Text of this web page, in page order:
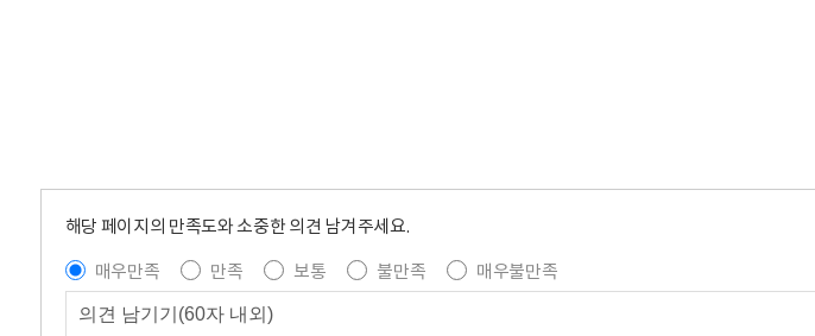
해당 페이지의 만족도와 소중한 의견 남겨주세요.
매우만족
만족 보통 불만족
매우불만족